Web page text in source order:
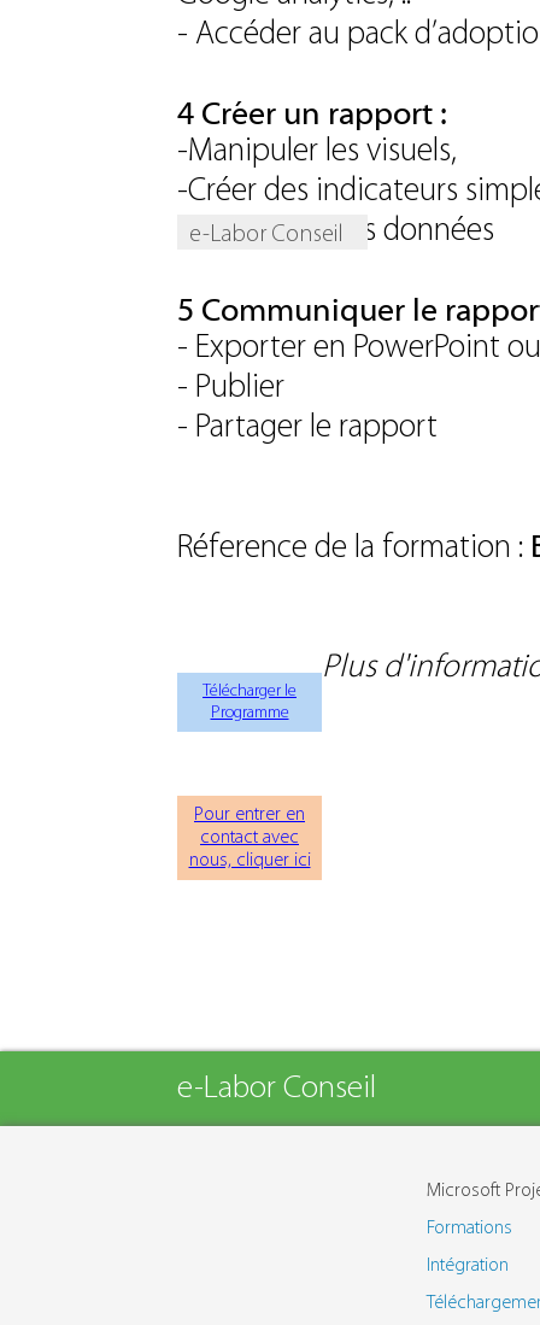
e-Labor Conseil
- Accéder au pack
4 Créer un rapport :
-Manipuler les visuels,
-Créer des indicateurs
- Retravailler les données
5 Communiquer le
- Exporter en PowerPoint
- Publier
- Partager le rapport
Réference de la formation :
Plus
Télécharger le
Programme
Pour entrer en
contact avec
nous, cliquer ici
e-Labor Conseil
Microsoft
Formations
Intégration